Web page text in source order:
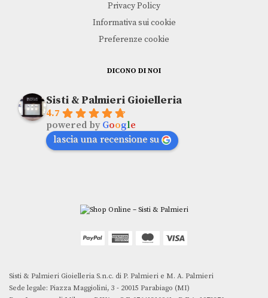
Privacy Policy
Informativa sui cookie
Preferenze cookie
DICONO DI NOI
Sisti & Palmieri Gioielleria
4.7
powered by Google
lascia una recensione su
Sisti & Palmieri Gioielleria S.n.c. di P. Palmieri e M. A. Palmieri
Sede legale: Piazza Maggiolini, 3 - 20015 Parabiago (MI)